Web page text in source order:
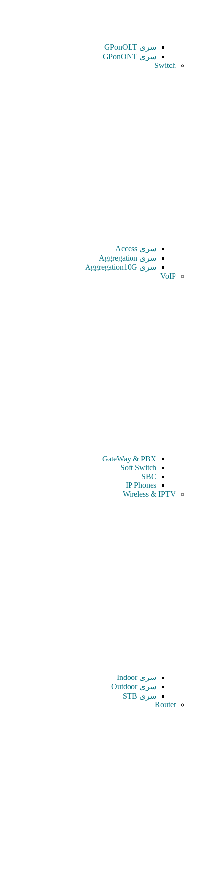
سری GPonOLT
سری GPonONT
Switch
سری Access
سری Aggregation
سری Aggregation10G
VoIP
GateWay & PBX
Soft Switch
SBC
IP Phones
Wireless & IPTV
سری Indoor
سری Outdoor
سری STB
Router